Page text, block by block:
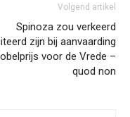
Volgend artikel
Spinoza zou verkeerd
zijn bij aanvaarding
voor de Vrede –
quod non